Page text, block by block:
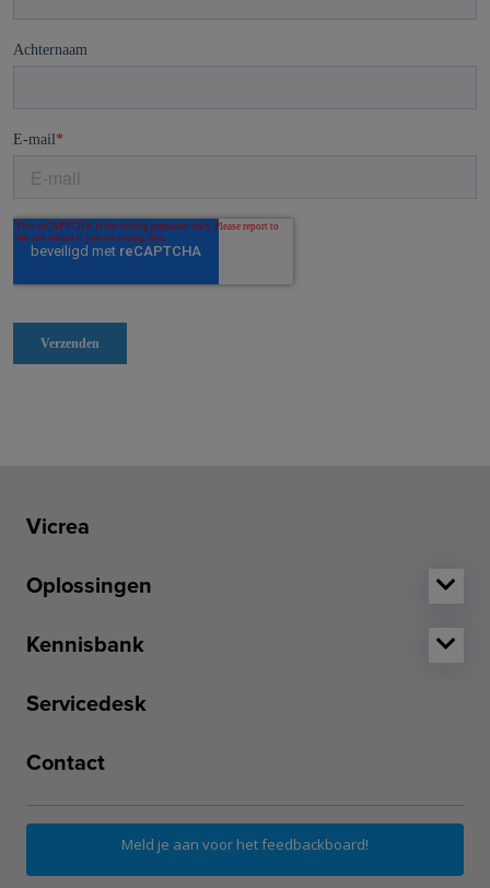
Vicrea
Oplossingen
Kennisbank
Servicedesk
Contact
Meld je aan voor het feedbackboard!